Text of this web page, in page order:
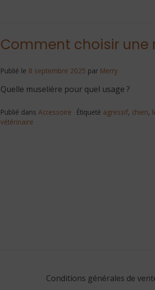
Comment choisir une
Publié le 8 septembre 2025 par Merry
Quelle muselière pour quel usage ?
Publié dans Accessoire Étiqueté agressif, chien,
vétérinaire
Conditions générales de